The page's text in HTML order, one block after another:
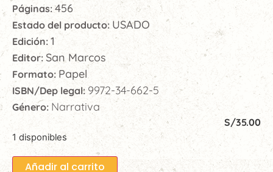
Páginas: 456
Estado del producto: USADO
Edición: 1
Editor: San Marcos
Formato: Papel
ISBN/Dep legal: 9972-34-662-5
Género: Narrativa
S/35.00
1 disponibles
Añadir al carrito